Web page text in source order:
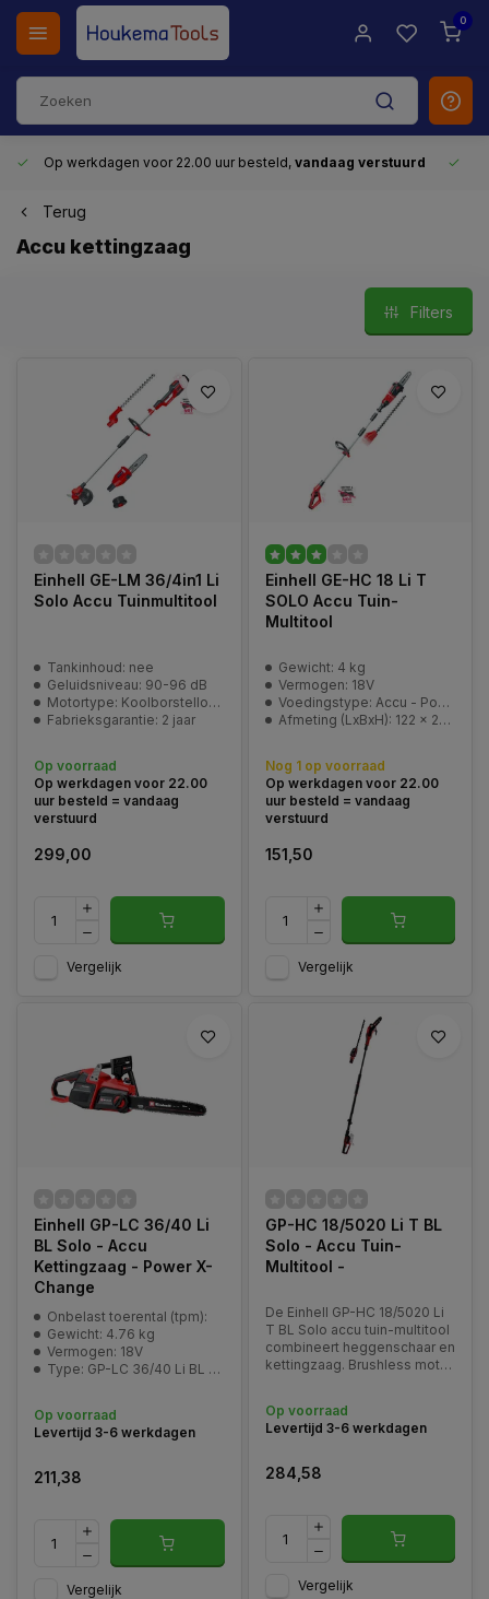
0
Op werkdagen voor 22.00 uur besteld, vandaag verstuurd
Terug
Accu kettingzaag
Filters
Einhell GE-LM 36/4in1 Li
Solo Accu Tuinmultitool
Tankinhoud: nee
Geluidsniveau: 90-96 dB
Motortype: Koolborstelloos
Fabrieksgarantie: 2 jaar
Op voorraad
Op werkdagen voor 22.00
uur besteld = vandaag
verstuurd
299,00
Vergelijk
Einhell GE-HC 18 Li T
SOLO Accu Tuin-
Multitool
Gewicht: 4 kg
Vermogen: 18V
Voedingstype: Accu - Power-X-Change
Afmeting (LxBxH): 122 x 21 x 12 cm (verpakking)
Nog 1 op voorraad
Op werkdagen voor 22.00
uur besteld = vandaag
verstuurd
151,50
Vergelijk
Einhell GP-LC 36/40 Li
BL Solo - Accu
Kettingzaag - Power X-
Change
Onbelast toerental (tpm):
Gewicht: 4.76 kg
Vermogen: 18V
Type: GP-LC 36/40 Li BL Solo
Op voorraad
Levertijd 3-6 werkdagen
211,38
Vergelijk
GP-HC 18/5020 Li T BL
Solo - Accu Tuin-
Multitool -
De Einhell GP-HC 18/5020 Li
T BL Solo accu tuin-multitool
combineert heggenschaar en
kettingzaag. Brushless motor,
Op voorraad
Levertijd 3-6 werkdagen
284,58
Vergelijk